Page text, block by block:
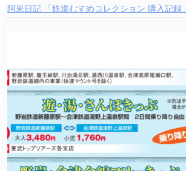
阿呆日記 「鉄道むすめコレクション 購入記録」